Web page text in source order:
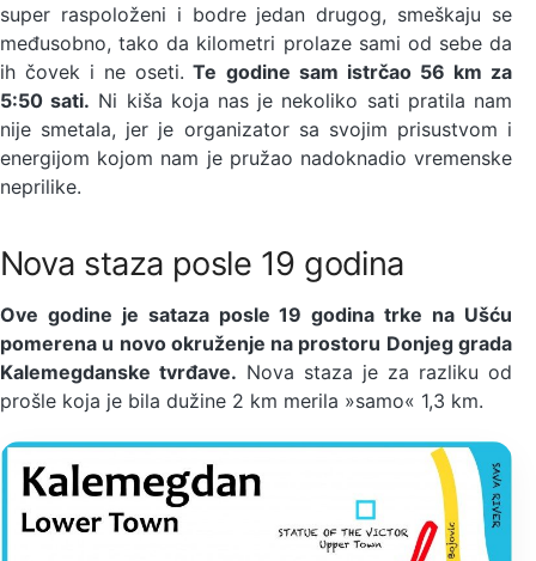
super raspoloženi i bodre jedan drugog, smeškaju se
međusobno, tako da kilometri prolaze sami od sebe da
ih čovek i ne oseti. Te godine sam istrčao 56 km za
5:50 sati. Ni kiša koja nas je nekoliko sati pratila nam
nije smetala, jer je organizator sa svojim prisustvom i
energijom kojom nam je pružao nadoknadio vremenske
neprilike.
Nova staza posle 19 godina
Ove godine je sataza posle 19 godina trke na Ušću
pomerena u novo okruženje na prostoru Donjeg grada
Kalemegdanske tvrđave. Nova staza je za razliku od
prošle koja je bila dužine 2 km merila »samo« 1,3 km.